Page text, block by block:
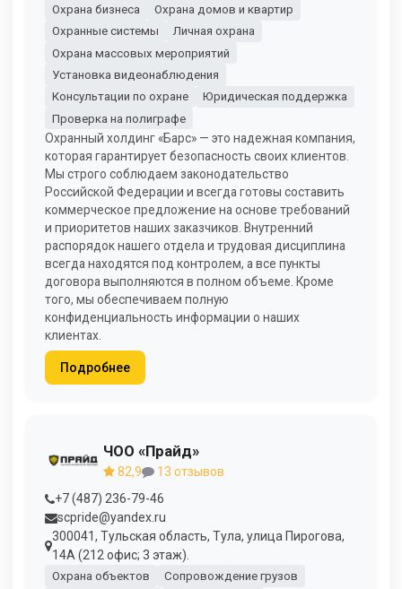
Охрана бизнеса
Охрана домов и квартир
Охранные системы
Личная охрана
Охрана массовых мероприятий
Установка видеонаблюдения
Консультации по охране
Юридическая поддержка
Проверка на полиграфе
Охранный холдинг «Барс» — это надежная компания,
которая гарантирует безопасность своих клиентов.
Мы строго соблюдаем законодательство
Российской Федерации и всегда готовы составить
коммерческое предложение на основе требований
и приоритетов наших заказчиков. Внутренний
распорядок нашего отдела и трудовая дисциплина
всегда находятся под контролем, а все пункты
договора выполняются в полном объеме. Кроме
того, мы обеспечиваем полную
конфиденциальность информации о наших
клиентах.
Подробнее
ЧОО «Прайд»
82,9
13 отзывов
+7 (487) 236-79-46
scpride@yandex.ru
300041, Тульская область, Тула, улица Пирогова,
14А (212 офис; 3 этаж).
Охрана объектов Сопровождение грузов